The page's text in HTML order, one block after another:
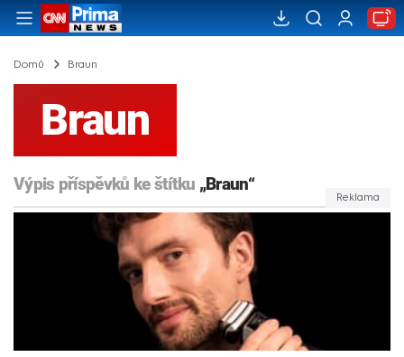
Domů Braun
Braun
Výpis příspěvků ke štítku „Braun“